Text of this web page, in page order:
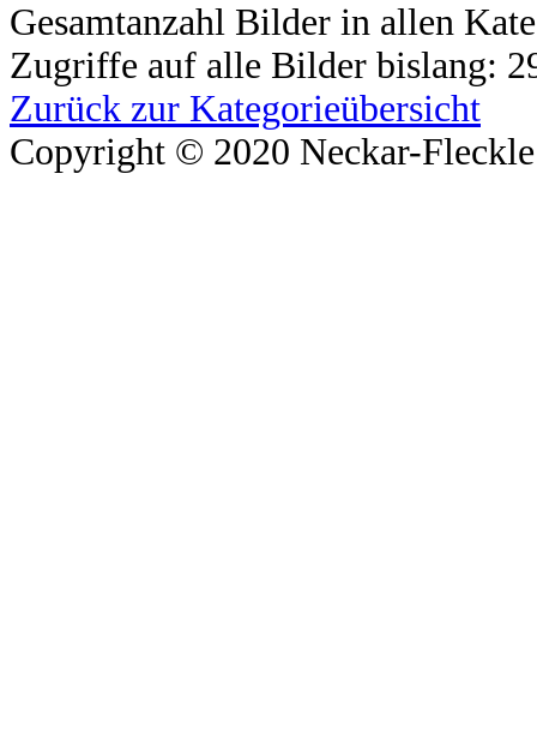
Gesamtanzahl Bilder in allen
Zugriffe auf alle Bilder bislang:
Zurück zur Kategorieübersicht
Copyright © 2020 Neckar-